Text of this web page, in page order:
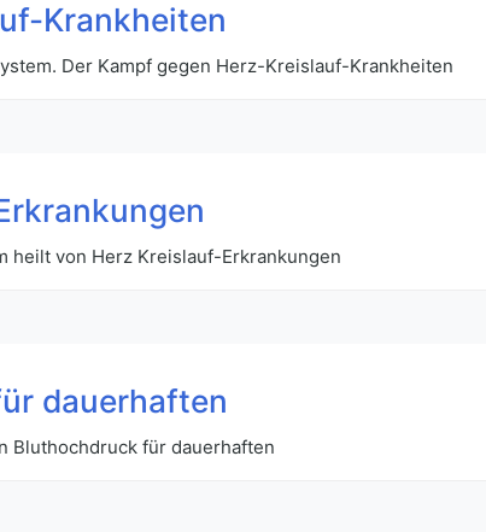
Krankheiten
Der Kampf gegen Herz-Kreislauf-Krankheiten
heilt von Herz Kreislauf-Erkrankungen
dauerhaften
Bluthochdruck für dauerhaften